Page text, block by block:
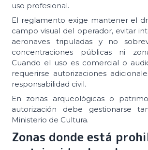
uso profesional.
El reglamento exige mantener el
campo visual del operador, evitar
aeronaves tripuladas y no
concentraciones públicas ni
Cuando el uso es comercial o
requerirse autorizaciones
responsabilidad civil.
En zonas arqueológicas o
autorización debe gestionarse
Ministerio de Cultura.
Zonas donde está